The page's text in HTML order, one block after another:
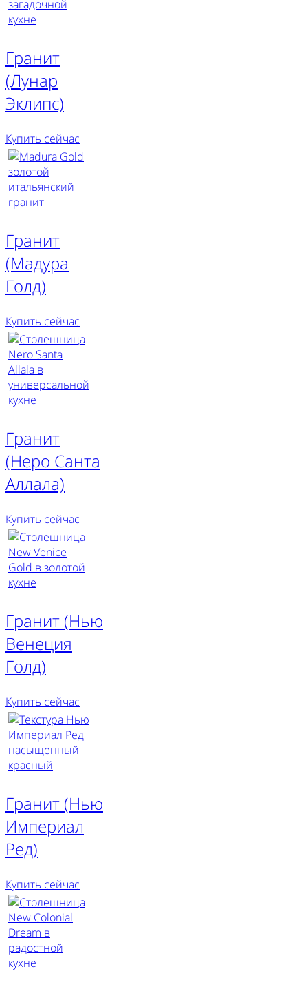
Гранит
(Лунар
Эклипс)
Купить сейчас
Гранит
(Мадура
Голд)
Купить сейчас
Гранит
(Неро Санта
Аллала)
Купить сейчас
Гранит (Нью
Венеция
Голд)
Купить сейчас
Гранит (Нью
Империал
Ред)
Купить сейчас